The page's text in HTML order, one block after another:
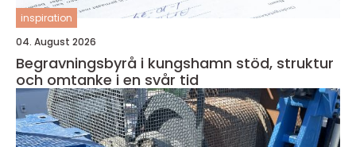
inspiration
04. August 2026
Begravningsbyrå i kungshamn stöd, struktur
och omtanke i en svår tid